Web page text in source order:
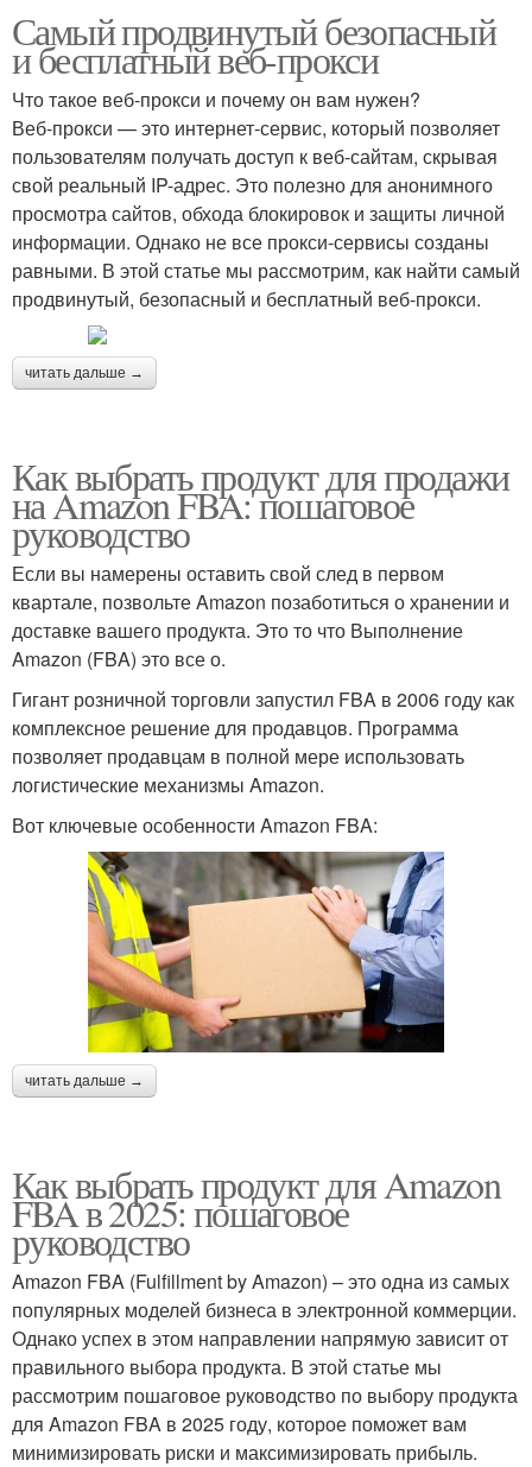
Самый продвинутый безопасный
и бесплатный веб-прокси
Что такое веб-прокси и почему он вам нужен?
Веб-прокси — это интернет-сервис, который позволяет
пользователям получать доступ к веб-сайтам, скрывая
свой реальный IP-адрес. Это полезно для анонимного
просмотра сайтов, обхода блокировок и защиты личной
информации. Однако не все прокси-сервисы созданы
равными. В этой статье мы рассмотрим, как найти самый
продвинутый, безопасный и бесплатный веб-прокси.
читать дальше →
Как выбрать продукт для продажи
на Amazon FBA: пошаговое
руководство
Если вы намерены оставить свой след в первом
квартале, позвольте Amazon позаботиться о хранении и
доставке вашего продукта. Это то что Выполнение
Amazon (FBA) это все о.
Гигант розничной торговли запустил FBA в 2006 году как
комплексное решение для продавцов. Программа
позволяет продавцам в полной мере использовать
логистические механизмы Amazon.
Вот ключевые особенности Amazon FBA:
читать дальше →
Как выбрать продукт для Amazon
FBA в 2025: пошаговое
руководство
Amazon FBA (Fulfillment by Amazon) – это одна из самых
популярных моделей бизнеса в электронной коммерции.
Однако успех в этом направлении напрямую зависит от
правильного выбора продукта. В этой статье мы
рассмотрим пошаговое руководство по выбору продукта
для Amazon FBA в 2025 году, которое поможет вам
минимизировать риски и максимизировать прибыль.